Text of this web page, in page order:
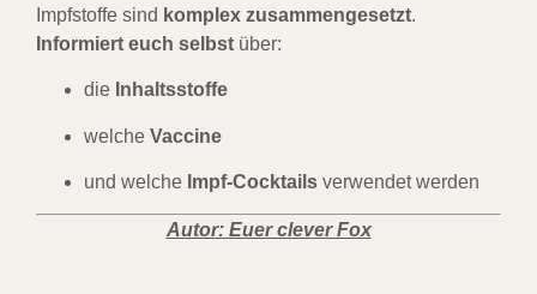
Impfstoffe sind komplex zusammengesetzt.
Informiert euch selbst über:
die Inhaltsstoffe
welche Vaccine
und welche Impf-Cocktails verwendet werden
Autor: Euer clever Fox